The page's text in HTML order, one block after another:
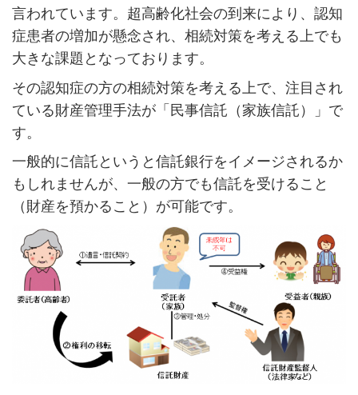
言われています。超高齢化社会の到来により、認知
症患者の増加が懸念され、相続対策を考える上でも
大きな課題となっております。
その認知症の方の相続対策を考える上で、注目され
ている財産管理手法が「民事信託（家族信託）」で
す。
一般的に信託というと信託銀行をイメージされるか
もしれませんが、一般の方でも信託を受けること
（財産を預かること）が可能です。